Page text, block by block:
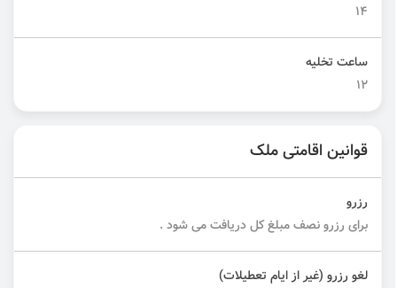
14
ساعت تخلیه
12
قوانین اقامتی ملک
رزرو
برای رزرو نصف مبلغ کل دریافت می شود .
لغو رزرو (غیر از ایام تعطیلات)